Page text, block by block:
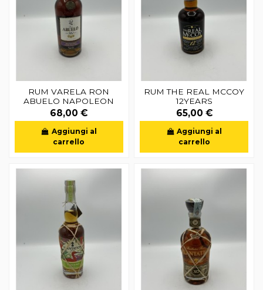
RUM VARELA RON
ABUELO NAPOLEON
68,00 €
Aggiungi al
carrello
RUM THE REAL MCCOY
12YEARS
65,00 €
Aggiungi al
carrello